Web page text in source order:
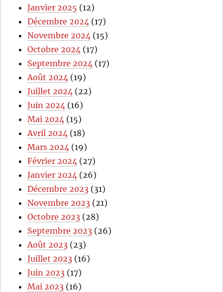
Janvier 2025 (12)
Décembre 2024 (17)
Novembre 2024 (15)
Octobre 2024 (17)
Septembre 2024 (17)
Août 2024 (19)
Juillet 2024 (22)
Juin 2024 (16)
Mai 2024 (15)
Avril 2024 (18)
Mars 2024 (19)
Février 2024 (27)
Janvier 2024 (26)
Décembre 2023 (31)
Novembre 2023 (21)
Octobre 2023 (28)
Septembre 2023 (26)
Août 2023 (23)
Juillet 2023 (16)
Juin 2023 (17)
Mai 2023 (16)